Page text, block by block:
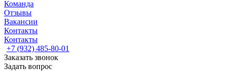
Команда
Отзывы
Вакансии
Контакты
Контакты
+7 (932) 485-80-01
Заказать звонок
Задать вопрос